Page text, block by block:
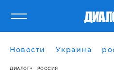
Новости Украина
ДИАЛОГ РОССИЯ